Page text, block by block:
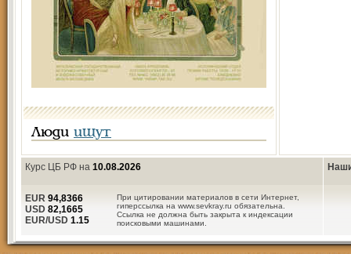
Люди ищут
Курс ЦБ РФ на 10.08.2026
При цитировании материалов в сети Интернет,
гиперссылка на www.sevkray.ru обязательна.
Ссылка не должна быть закрыта к индексации
поисковыми машинами.
EUR 94,8366
USD 82,1665
EUR/USD 1.15